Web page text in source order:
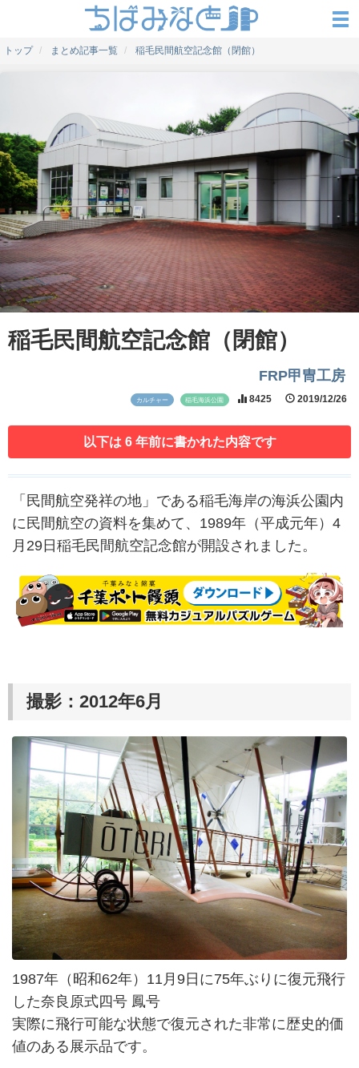
トップ まとめ記事一覧 稲毛民間航空記念館（閉館）
稲毛民間航空記念館（閉館）
FRP甲冑工房
カルチャー 稲毛海浜公園 8425 2019/12/26
以下は 6 年前に書かれた内容です
「民間航空発祥の地」である稲毛海岸の海浜公園内
に民間航空の資料を集めて、1989年（平成元年）4
月29日稲毛民間航空記念館が開設されました。
撮影：2012年6月
1987年（昭和62年）11月9日に75年ぶりに復元飛行
した奈良原式四号 鳳号
実際に飛行可能な状態で復元された非常に歴史的価
値のある展示品です。